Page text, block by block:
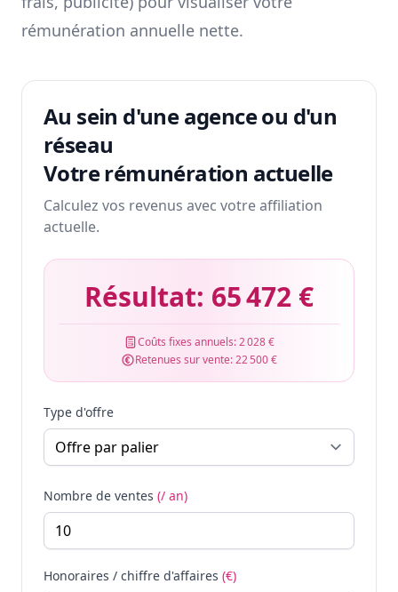
rémunération annuelle nette.
Au sein d'une agence ou d'un
réseau
Votre rémunération actuelle
Calculez vos revenus avec votre affiliation
actuelle.
Résultat: 65 472 €
Coûts fixes annuels:2 028 €
Retenues sur vente:22 500 €
Type d'offre
Nombre de ventes (/ an)
Honoraires / chiffre d'affaires (€)